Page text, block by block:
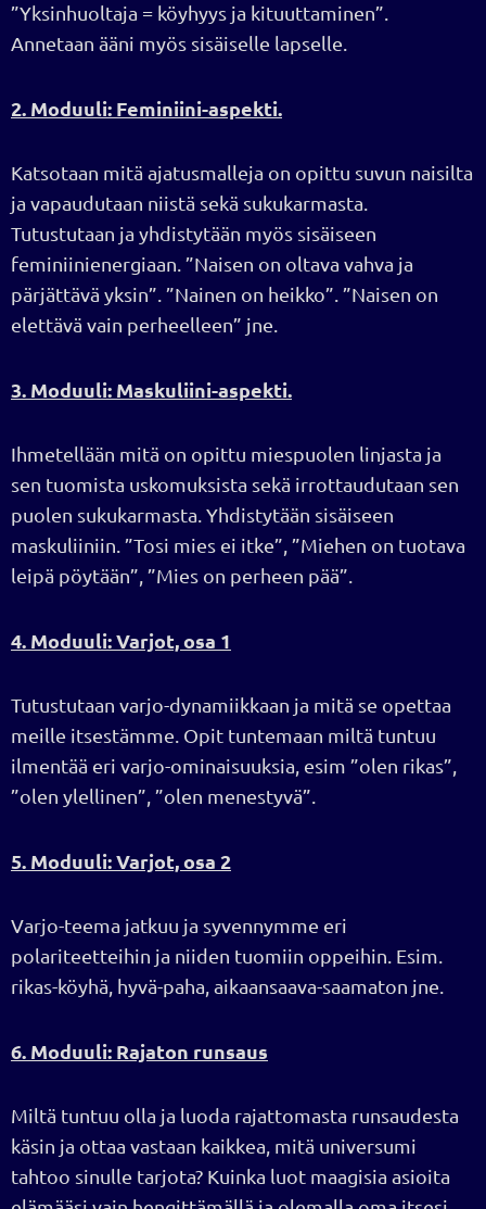
”Yksinhuoltaja = köyhyys ja kituuttaminen”.
Annetaan ääni myös sisäiselle lapselle.
2. Moduuli: Feminiini-aspekti.
Katsotaan mitä ajatusmalleja on opittu suvun naisilta
ja vapaudutaan niistä sekä sukukarmasta.
Tutustutaan ja yhdistytään myös sisäiseen
feminiinienergiaan. ”Naisen on oltava vahva ja
pärjättävä yksin”. ”Nainen on heikko”. ”Naisen on
elettävä vain perheelleen” jne.
3. Moduuli: Maskuliini-aspekti.
Ihmetellään mitä on opittu miespuolen linjasta ja
sen tuomista uskomuksista sekä irrottaudutaan sen
puolen sukukarmasta. Yhdistytään sisäiseen
maskuliiniin. ”Tosi mies ei itke”, ”Miehen on tuotava
leipä pöytään”, ”Mies on perheen pää”.
4. Moduuli: Varjot, osa 1
Tutustutaan varjo-dynamiikkaan ja mitä se opettaa
meille itsestämme. Opit tuntemaan miltä tuntuu
ilmentää eri varjo-ominaisuuksia, esim ”olen rikas”,
”olen ylellinen”, ”olen menestyvä”.
5. Moduuli: Varjot, osa 2
Varjo-teema jatkuu ja syvennymme eri
polariteetteihin ja niiden tuomiin oppeihin. Esim.
rikas-köyhä, hyvä-paha, aikaansaava-saamaton jne.
6. Moduuli: Rajaton runsaus
Miltä tuntuu olla ja luoda rajattomasta runsaudesta
käsin ja ottaa vastaan kaikkea, mitä universumi
tahtoo sinulle tarjota? Kuinka luot maagisia asioita